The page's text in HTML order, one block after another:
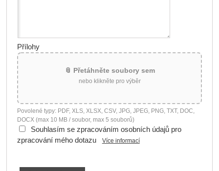
Přílohy
📎 Přetáhněte soubory sem
nebo klikněte pro výběr
Povolené typy: PDF, XLS, XLSX, CSV, JPG, JPEG, PNG, TXT, DOC,
DOCX (max 10 MB / soubor, max 5 souborů)
Souhlasím se zpracováním osobních údajů pro
zpracování mého dotazu
Více informací